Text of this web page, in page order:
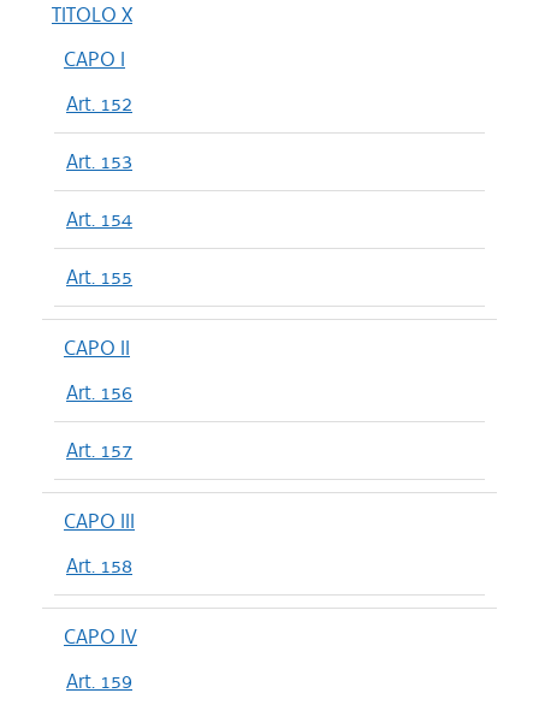
TITOLO X
CAPO I
Art. 152
Art. 153
Art. 154
Art. 155
CAPO II
Art. 156
Art. 157
CAPO III
Art. 158
CAPO IV
Art. 159